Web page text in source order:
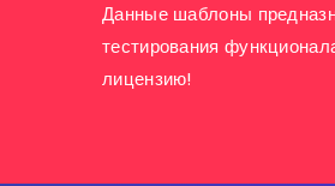
Данные шаблоны
тестирования
лицензию!